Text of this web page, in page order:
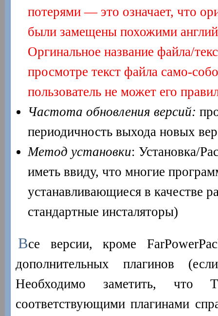
потерями — это означает, что
были замещены похожими
Оргинальное название файла/
просмотре текст файла само-
пользователь не может его
Частота обновления версий:
периодичность выхода новых
Метод установки: Установка/
иметь ввиду, что многие
устанавливающиеся в качестве
стандартные инсталяторы)
Все версии, кроме
дополнительных плагинов
Необходимо заметить, что
соответствующими плагинами